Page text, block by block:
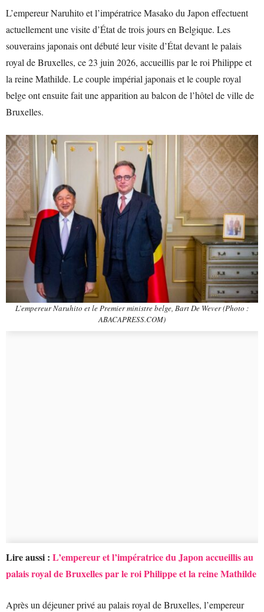
L’empereur Naruhito et l’impératrice Masako du Japon effectuent
actuellement une visite d’État de trois jours en Belgique. Les
souverains japonais ont débuté leur visite d’État devant le palais
royal de Bruxelles, ce 23 juin 2026, accueillis par le roi Philippe et
la reine Mathilde. Le couple impérial japonais et le couple royal
belge ont ensuite fait une apparition au balcon de l’hôtel de ville de
Bruxelles.
L’empereur Naruhito et le Premier ministre belge, Bart De Wever (Photo :
ABACAPRESS.COM)
Lire aussi : L’empereur et l’impératrice du Japon accueillis au
palais royal de Bruxelles par le roi Philippe et la reine Mathilde
Après un déjeuner privé au palais royal de Bruxelles, l’empereur